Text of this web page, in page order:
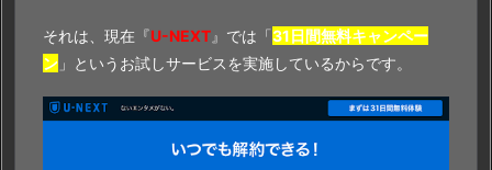
それは、現在『U-NEXT』では「31日間無料キャンペー
ン 」というお試しサービスを実施しているからです。